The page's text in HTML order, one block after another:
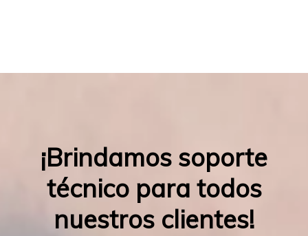
¡Brindamos soporte
técnico para todos
nuestros clientes!